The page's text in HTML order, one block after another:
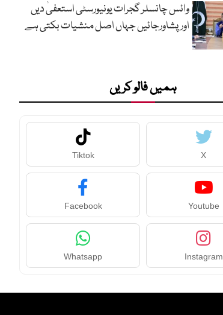
وائس چانسلر گجرات یونیورسٹی استعفیٰ دیں
اورپشاورجائیں جہاں اصل منشیات بکتی ہے
ہمیں فالو کریں
X
Tiktok
Youtube
Facebook
Instagram
Whatsapp